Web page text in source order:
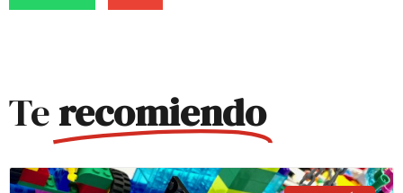
Terecomiendo